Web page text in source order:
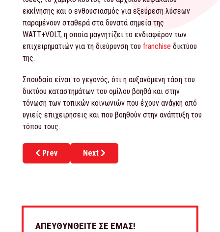
εκκίνησης και ο ενθουσιασμός για εξεύρεση λύσεων
παραμένουν σταθερά στα δυνατά σημεία της
WATT+VOLT, η οποία μαγνητίζει το ενδιαφέρον των
επιχειρηματιών για τη διεύρυνση του franchise δικτύου
της.
Σπουδαίο είναι το γεγονός, ότι η αυξανόμενη τάση του
δικτύου καταστημάτων του ομίλου βοηθά και στην
τόνωση των τοπικών κοινωνιών που έχουν ανάγκη από
υγιείς επιχειρήσεις και που βοηθούν στην ανάπτυξη του
τόπου τους.
Previous article: Γνωρίστε το βραβευμένο concept
Prev Next article: Grand Opening για το
Next
ΑΠΕΥΘΥΝΘΕΙΤΕ ΣΕ ΕΜΑΣ!